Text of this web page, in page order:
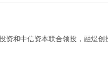
资和中信资本联合领投，融煜创